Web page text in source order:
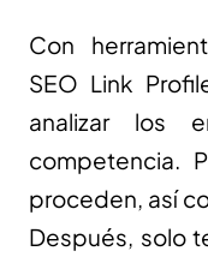
Con
SEO Link
analizar los
competencia.
proceden, así
Después, solo